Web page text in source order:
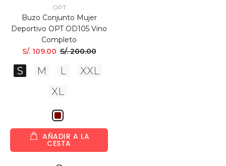
OPT
Buzo Conjunto Mujer
Deportivo OPT OD105 Vino
Completo
S/. 109.00 S/. 200.00
S M L
XXL
XL
AÑADIR A LA
CESTA